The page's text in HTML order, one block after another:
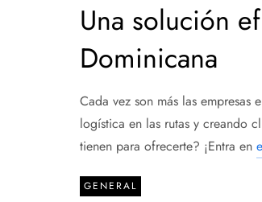
Una solución
Dominicana
Cada vez son más las
logística en las rutas y creando
tienen para ofrecerte? ¡Entra en
GENERAL